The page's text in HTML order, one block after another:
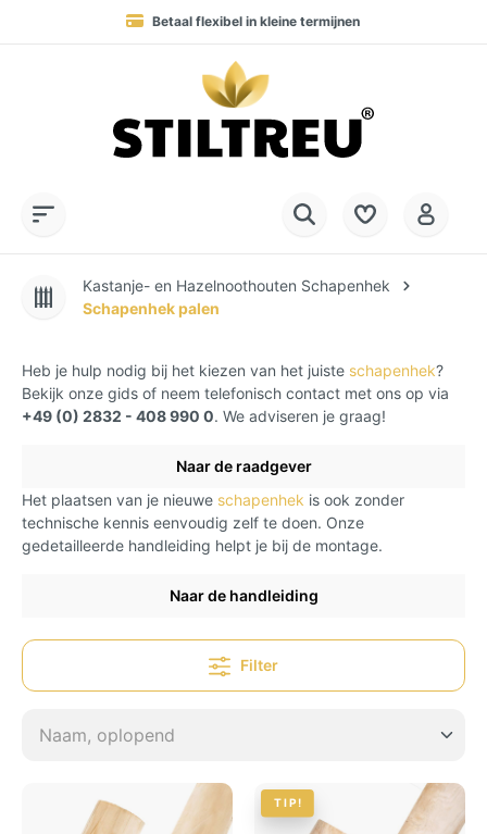
Levering in 1-4 werkdagen naar DE, AT & NL
+49 (0) 28 32 - 408 990 0
Permanent hoge beschikbaarheid van goederen
SSL-gecodeerd online winkelen
Kastanje- en Hazelnoothouten Schapenhek
Schapenhek palen
Heb je hulp nodig bij het kiezen van het juiste schapenhek?
Bekijk onze gids of neem telefonisch contact met ons op via
+49 (0) 2832 - 408 990 0. We adviseren je graag!
Naar de raadgever
Het plaatsen van je nieuwe schapenhek is ook zonder
technische kennis eenvoudig zelf te doen. Onze
gedetailleerde handleiding helpt je bij de montage.
Naar de handleiding
Filter
TIP!